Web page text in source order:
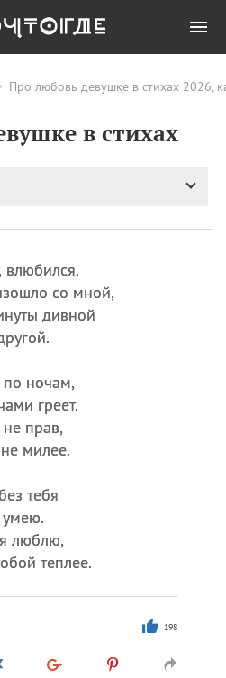
Про любовь девушке в стихах 2026,
в стихах
влюбился.
со мной,
дивной
по ночам,
греет.
прав,
милее.
тебя
умею.
люблю,
теплее.
198
ПРАЗДНИКИ Все
06.08 Преображение
Бориса и Глеба, во
Романа и Давида
07.08 День ассирийских
мучеников
07.08
07.08 Годовщина битвы при
Бояка
ИМЕНА
Сегодня празднуют именины
Анатолий
, Еще
Посмотреть значение